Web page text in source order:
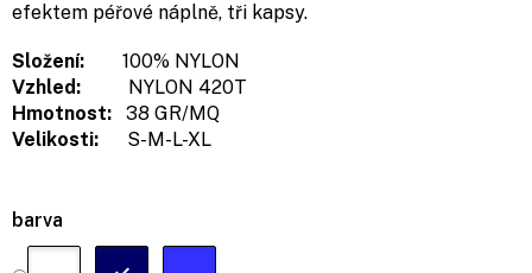
barva
efektem péřové náplně, tři kapsy.
Složení: 100% NYLON
Vzhled:
NYLON 420T
Hmotnost: 38 GR/MQ
Velikosti: S-M-L-XL